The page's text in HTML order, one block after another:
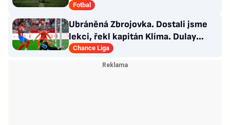
nabídku odmítnout
Fotbal
Ubráněná Zbrojovka. Dostali jsme
lekci, řekl kapitán Klíma. Dulay
překonal kamaráda
Chance Liga